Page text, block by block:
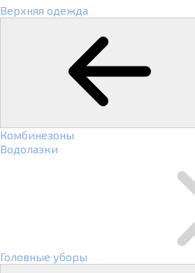
Верхняя одежда
Комбинезоны
Водолазки
Головные уборы